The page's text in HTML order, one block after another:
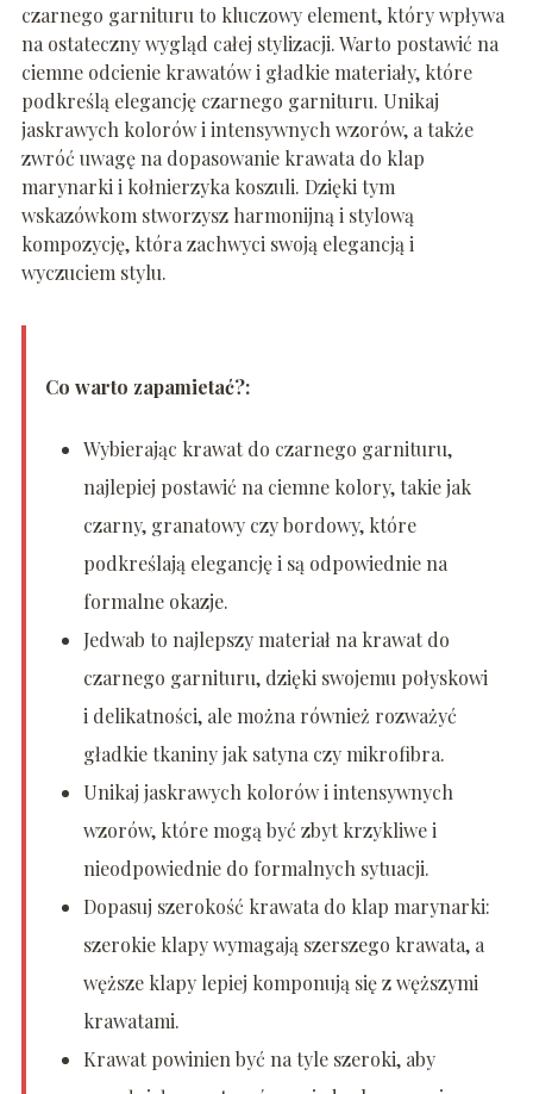
czarnego garnituru to kluczowy element, który wpływa
na ostateczny wygląd całej stylizacji. Warto postawić na
ciemne odcienie krawatów i gładkie materiały, które
podkreślą elegancję czarnego garnituru. Unikaj
jaskrawych kolorów i intensywnych wzorów, a także
zwróć uwagę na dopasowanie krawata do klap
marynarki i kołnierzyka koszuli. Dzięki tym
wskazówkom stworzysz harmonijną i stylową
kompozycję, która zachwyci swoją elegancją i
wyczuciem stylu.
Co warto zapamietać?:
Wybierając krawat do czarnego garnituru,
najlepiej postawić na ciemne kolory, takie jak
czarny, granatowy czy bordowy, które
podkreślają elegancję i są odpowiednie na
formalne okazje.
Jedwab to najlepszy materiał na krawat do
czarnego garnituru, dzięki swojemu połyskowi
i delikatności, ale można również rozważyć
gładkie tkaniny jak satyna czy mikrofibra.
Unikaj jaskrawych kolorów i intensywnych
wzorów, które mogą być zbyt krzykliwe i
nieodpowiednie do formalnych sytuacji.
Dopasuj szerokość krawata do klap marynarki:
szerokie klapy wymagają szerszego krawata, a
węższe klapy lepiej komponują się z węższymi
krawatami.
Krawat powinien być na tyle szeroki, aby